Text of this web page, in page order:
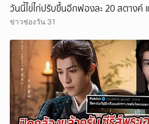
วันนี้ไข่ไก่ปรับขึ้นอีกฟองละ 20 สตางค์
ข่าวช่องวัน 31